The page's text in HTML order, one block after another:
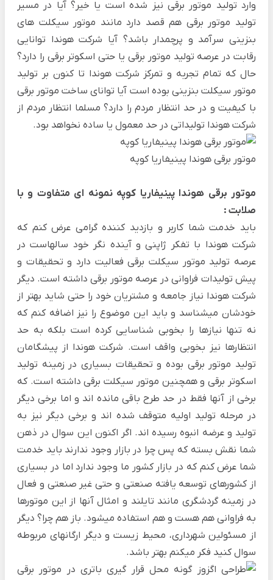
وارد تولید موتور برقی نیز شده است یا خیر؟ آیا در مسیر
تولید موتور برقی هم قصد دارد مانند موتور سیکلت های
بنزینی سرآمد و پرچمدار باشد؟ آیا شرکت هوندا توانایی
رقابت در عرصه تولید موتور برقی یا حتی اسکوتر برقی را دارد؟
حال که تمام تجربه و تمرکز شرکت هوندا تا کنون بر تولید
موتور سیکلت بنزینی بوده است آیا توانای ساخت موتور برقی
با کیفیت و در حد انتظار مردم را دارد؟ مسلما انتظار مردم از
شرکت هوندا تولیداتی در حد معمول یا ساده نخواهد بود.
موتور برقی هوندا پینیفاریا کوپه
موتور برقی هوندا پینیفاریا کوپه نمونه ای متفاوت و با
صلابت :
باید خدمت شما کاربر و بازدید کننده گرامی عرض کنم که
شرکت هوندا با تفکر ژاپنی و آینده نگر خود سالهاست در
عرصه تولید موتور سیکلت برقی فعالیت دارد و تحقیقات و
پیش تولیدات فراوانی در عرصه موتور برقی داشته است. دیگر
شرکت هوندا نیاز جامعه و مشتریان خود را حتی شاید بهتر از
خودشان میشناسد و باید این موضوع را نیز اضافه کنم که
نه تنها نیازها را بخوبی شناسایی کرده است بلکه به حد
انتظارها نیز بخوبی واقف است. شرکت هوندا از پیشگامان
تولید موتور برقی بوده و تحقیقات بسیاری در زمینه تولید
اسکوتر برقی و همچنین موتور سیکلت برقی داشته است. که
برخی از آنها فقط در حد طرح باقی مانده اند و اما برخی دیگر
در مرحله تولید اولیه متوقف شده اند و برخی دیگر نیز به
تولید و عرضه انبوه رسیده اند. اگر اکنون این سوال در ذهن
شما نقش بسته که پس چرا در بازار وجود ندارند باید خدمت
شما عرض کنم که در بازار کشور ما وجود ندارد اما در بسیاری
از کشورهای توسعه یافته صنعتی و حتی غیر صنعتی و فعال
در زمینه گردشگری مانند تایلند و امثال آنها از این موتورها
به فراوانی هم هست و هم استفاده میشود. باز هم چرا؟ دیگر
از مسئولین شهرداری، محیط زیست و دیگر ارگانهای مربوطه
سوال کنید فکر میکنم بهتر باشد.